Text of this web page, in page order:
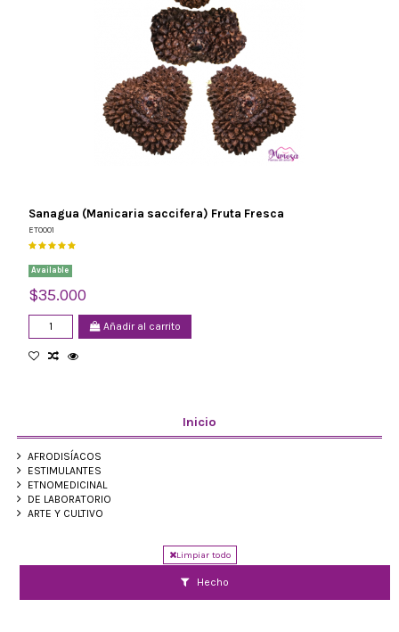
Sanagua (Manicaria saccifera) Fruta Fresca
ET0001
Available
$35.000
Añadir al carrito
Inicio
AFRODISÍACOS
ESTIMULANTES
ETNOMEDICINAL
DE LABORATORIO
ARTE Y CULTIVO
Limpiar todo
Hecho